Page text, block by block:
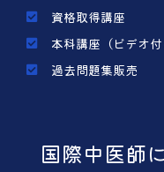
資格取得講座
本科講座（ビデオ付
過去問題集販売
国際中医師